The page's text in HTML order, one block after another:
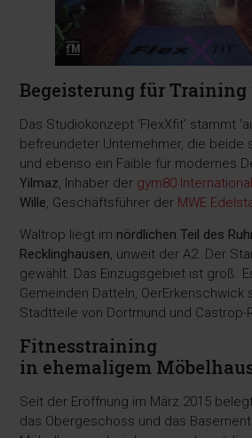
Begeisterung für Training
Das Studiokonzept 'FlexXfit' stammt
befreundeter Unternehmer, die beide
und ebenso ein Faible für modernes
Yilmaz, Inhaber der gym80
Wille, Geschäftsführer der MWE
Waltrop liegt im nördlichen Teil des
Recklinghausen, unweit der A2. Der
gewählt. Das Einzugsgebiet ist groß.
Gemeinden Datteln, OerErkenschwick
Stadtteile von Dortmund und Castrop-
Fitnesstraining
in ehemaligem
Seit der Eröffnung im März 2015
das Obergeschoss und das